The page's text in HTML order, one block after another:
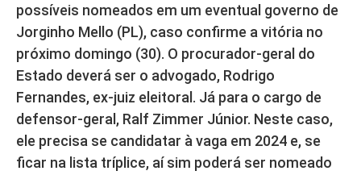
possíveis nomeados em um eventual governo de
Jorginho Mello (PL), caso confirme a vitória no
próximo domingo (30). O procurador-geral do
Estado deverá ser o advogado, Rodrigo
Fernandes, ex-juiz eleitoral. Já para o cargo de
defensor-geral, Ralf Zimmer Júnior. Neste caso,
ele precisa se candidatar à vaga em 2024 e, se
ficar na lista tríplice, aí sim poderá ser nomeado